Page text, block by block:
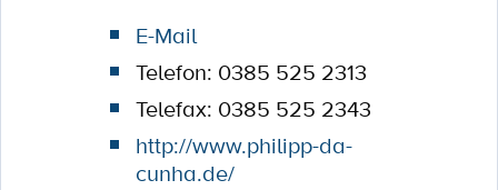
E-Mail
Telefon: 0385 525 2313
Telefax: 0385 525 2343
http://www.philipp-da-
cunha.de/